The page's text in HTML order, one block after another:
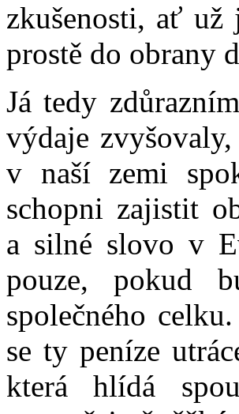
zkušenosti, ať
prostě do obrany
Já tedy
výdaje
v naší zemi
schopni zajistit
a silné slovo v
pouze, pokud
společného
se ty peníze
která hlídá